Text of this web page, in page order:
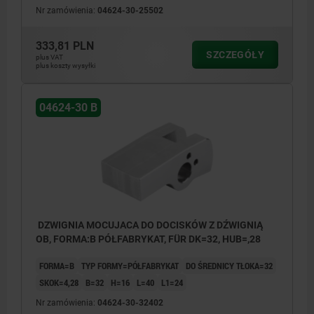
Nr zamówienia: 04624-30-25502
333,81 PLN
plus VAT
plus koszty wysyłki
SZCZEGÓŁY
04624-30 B
DZWIGNIA MOCUJACA DO DOCISKÓW Z DŹWIGNIĄ
OB, FORMA:B PÓŁFABRYKAT, FÜR DK=32, HUB=,28
FORMA=B TYP FORMY=PÓŁFABRYKAT
DO ŚREDNICY TŁOKA=32
SKOK=4,28
B=32 H=16 L=40 L1=24
Nr zamówienia: 04624-30-32402